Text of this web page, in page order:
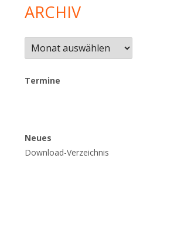
ARCHIV
Archiv
Termine
Neues
Download-Verzeichnis